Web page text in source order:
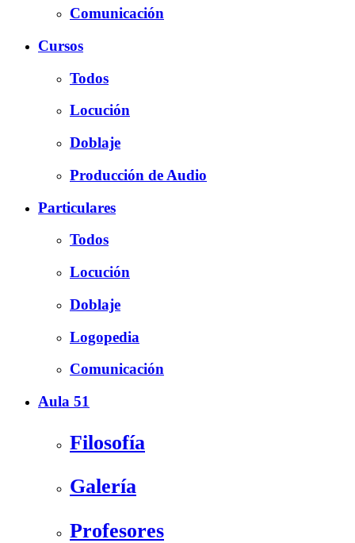
Comunicación
Cursos
Todos
Locución
Doblaje
Producción de Audio
Particulares
Todos
Locución
Doblaje
Logopedia
Comunicación
Aula 51
Filosofía
Galería
Profesores